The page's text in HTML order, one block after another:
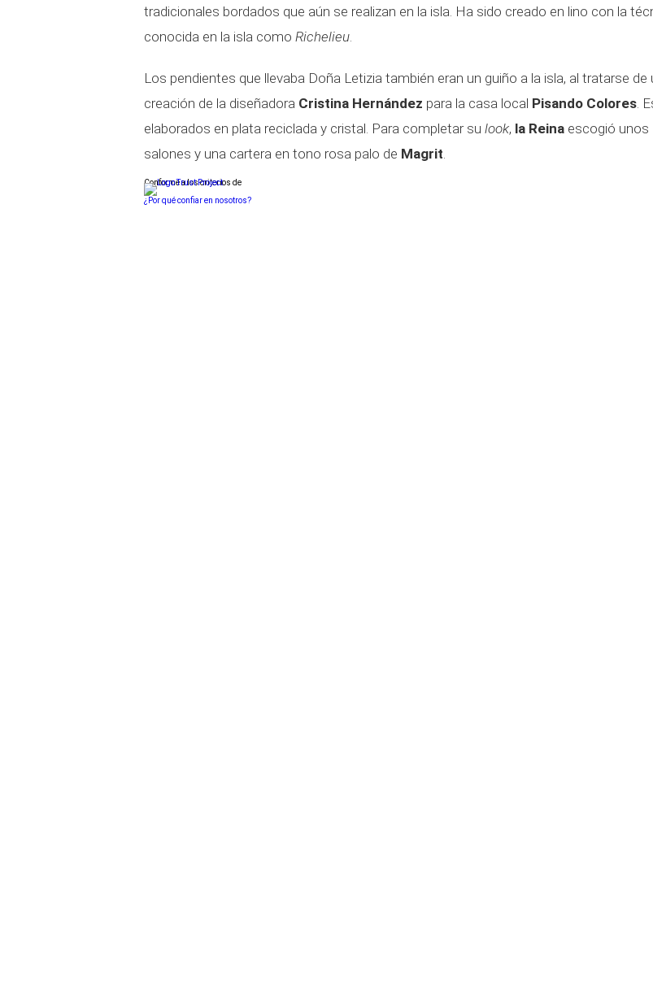
tradicionales bordados que aún se realizan en la isla. Ha sido creado en lino con la
conocida en la isla como Richelieu
Los pendientes que llevaba Doña Letizia también eran un guiño a la isla, al tratarse de
creación de la diseñadora Cristina Hernández para la casa local Pisando Colores .
elaborados en plata reciclada y cristal. Para completar su look, la Reina escogió unos
salones y una cartera en tono rosa palo de Magrit
Conforme a los criterios de
¿Por qué confiar en nosotros?